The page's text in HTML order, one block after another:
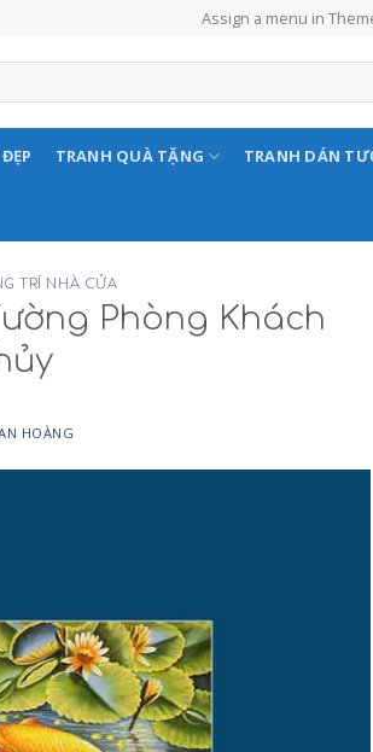
Assign a menu in
TRANH QUÀ TẶNG TRANH DÁN
TRÍ NHÀ CỬA
Phòng Khách
HOÀNG